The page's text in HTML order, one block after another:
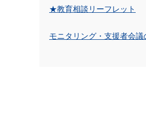
★教育相談リーフレット
モニタリング・支援者会議